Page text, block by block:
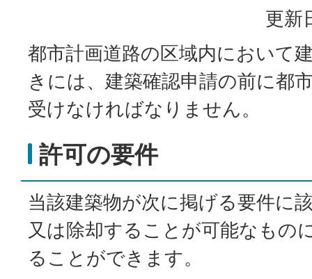
更新
都市計画道路の区域内において
きには、建築確認申請の前に都
受けなければなりません。
許可の要件
当該建築物が次に掲げる要件に
又は除却することが可能なもの
ることができます。